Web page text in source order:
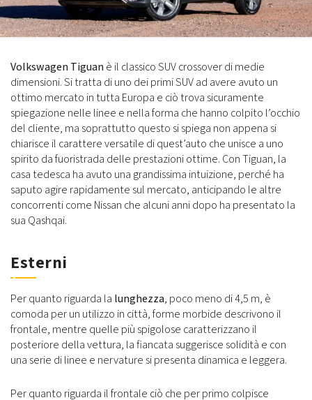
Volkswagen Tiguanè il classico SUV crossover di medie
dimensioni. Si tratta di uno dei primi SUV ad avere avuto un
ottimo mercato in tutta Europa e ciò trova sicuramente
spiegazione nelle linee e nella forma che hanno colpito l’occhio
del cliente, ma soprattutto questo si spiega non appena si
chiarisce il carattere versatile di quest’auto che unisce a uno
spirito da fuoristrada delle prestazioni ottime. Con Tiguan, la
casa tedesca ha avuto una grandissima intuizione, perché ha
saputo agire rapidamente sul mercato, anticipando le altre
concorrenti come Nissan che alcuni anni dopo ha presentato la
sua Qashqai.
Esterni
Per quanto riguarda la lunghezza, poco meno di 4,5 m, è
comoda per un utilizzo in città, forme morbide descrivono il
frontale, mentre quelle più spigolose caratterizzano il
posteriore della vettura, la fiancata suggerisce solidità e con
una serie di linee e nervature si presenta dinamica e leggera.
Per quanto riguarda il frontale ciò che per primo colpisce